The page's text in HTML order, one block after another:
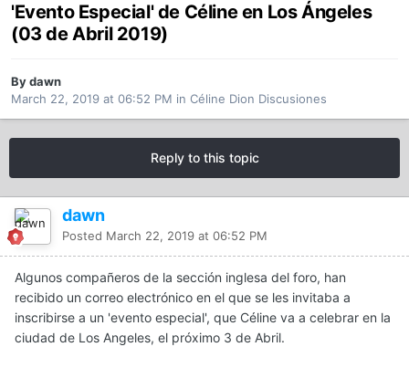
'Evento Especial' de Céline en Los Ángeles
(03 de Abril 2019)
By dawn
March 22, 2019 at 06:52 PM in Céline Dion Discusiones
Reply to this topic
dawn
Posted March 22, 2019 at 06:52 PM
Algunos compañeros de la sección inglesa del foro, han
recibido un correo electrónico en el que se les invitaba a
inscribirse a un 'evento especial', que Céline va a celebrar en la
ciudad de Los Angeles, el próximo 3 de Abril.